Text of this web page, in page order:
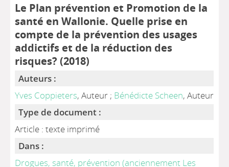
Le Plan prévention et Promotion de la
santé en Wallonie. Quelle prise en
compte de la prévention des usages
addictifs et de la réduction des
risques? (2018)
Auteurs :
Yves Coppieters, Auteur ; Bénédicte Scheen, Auteur
Type de document :
Article : texte imprimé
Dans :
Drogues, santé, prévention (anciennement Les